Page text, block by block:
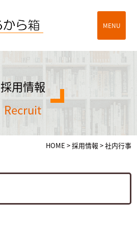
MENU
採用情報
recruit
HOME >採用情報 >社内行事